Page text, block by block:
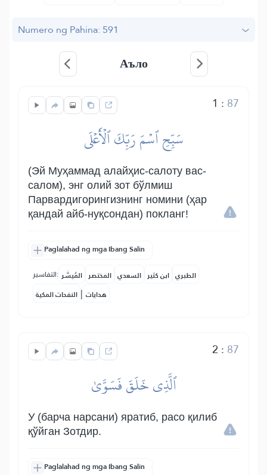
Numero ng Pahina: 591
Аъло
1 : 87
سَبِّحِ ٱسۡمَ رَبِّكَ ٱلۡأَعۡلَى
(Эй Муҳаммад алайҳис-салоту вас-
салом), энг олий зот бўлмиш
Парвардигорингизнинг номини (ҳар
қандай айб-нуқсондан) покланг!
Paglalahad ng mga Ibang Salin
التفاسير: المُيسَّر المختصر السعدي ابن كثير الطبري
النفحات المكية | هدايات
2 : 87
ٱلَّذِي خَلَقَ فَسَوَّىٰ
У (барча нарсани) яратиб, расо қилиб
қўйган Зотдир.
Paglalahad ng mga Ibang Salin